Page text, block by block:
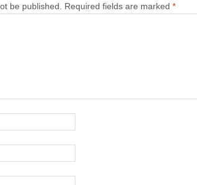
be published. Required fields are marked *